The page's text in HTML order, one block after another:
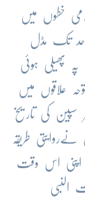
خطوں میں
حد تک مڈل
پھیلی ہوئی
علاقوں میں
سپین کی تاریخ
طریقہ
اپنی اس وقت
النبی